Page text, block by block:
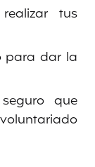
tus
para dar la
que